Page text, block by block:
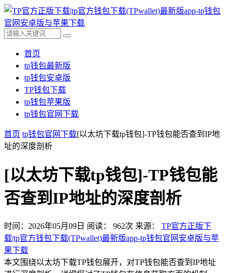
首页
tp钱包最新版
tp钱包安卓版
TP钱包下载
tp钱包苹果版
tp钱包官网下载
首页 tp钱包官网下载[以太坊下载tp钱包]-TP钱包能否查到IP地
址的深度剖析
[以太坊下载tp钱包]-TP钱包能
否查到IP地址的深度剖析
时间：2026年05月09日 阅读： 962次 来源： TP官方正版下
载|tp官方钱包下载(TPwallet)最新版app-tp钱包官网安卓版与苹
果下载
本文围绕以太坊下载TP钱包展开，对TP钱包能否查到IP地址